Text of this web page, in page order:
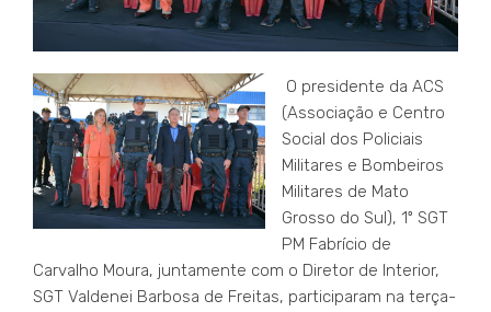
O presidente da ACS
(Associação e Centro
Social dos Policiais
Militares e Bombeiros
Militares de Mato
Grosso do Sul), 1º SGT
PM Fabrício de
Carvalho Moura, juntamente com o Diretor de Interior,
SGT Valdenei Barbosa de Freitas, participaram na terça-